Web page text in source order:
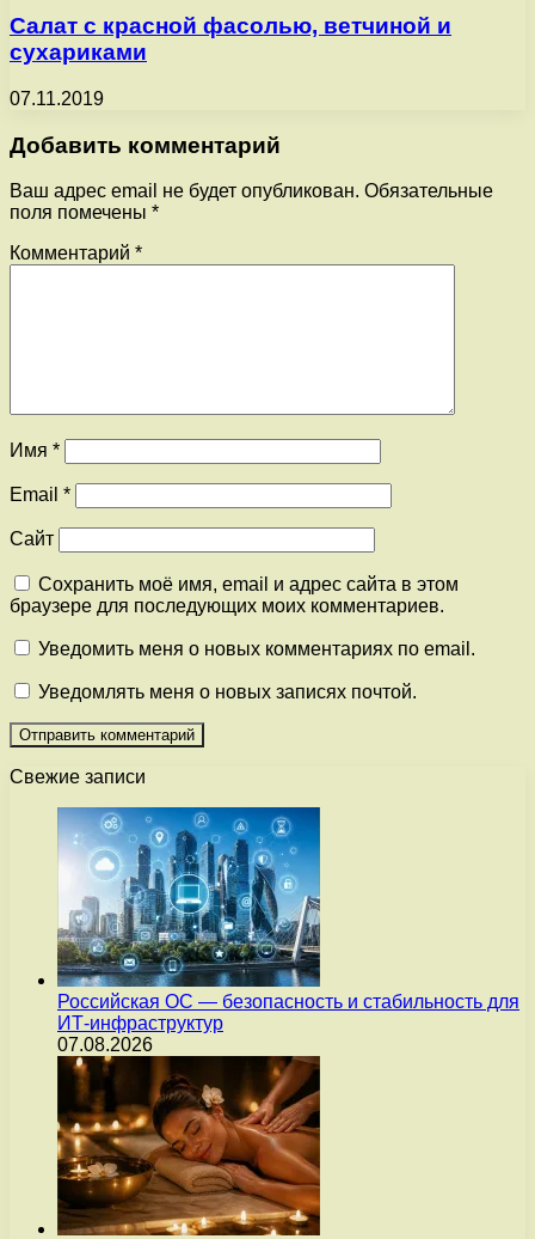
Салат с красной фасолью, ветчиной и
сухариками
07.11.2019
Добавить комментарий
Ваш адрес email не будет опубликован. Обязательные
поля помечены *
Комментарий *
Имя *
Email *
Сайт
Сохранить моё имя, email и адрес сайта в этом
браузере для последующих моих комментариев.
Уведомить меня о новых комментариях по email.
Уведомлять меня о новых записях почтой.
Свежие записи
Российская ОС — безопасность и стабильность для
ИТ-инфраструктур
07.08.2026